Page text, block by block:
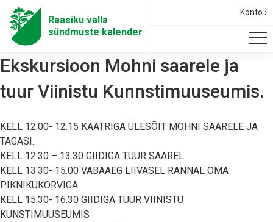
Raasiku valla
sündmuste kalender
Konto ›
Ekskursioon Mohni saarele ja
tuur Viinistu Kunnstimuuseumis.
KELL 12.00- 12.15 KAATRIGA ÜLESÕIT MOHNI SAARELE JA
TAGASI.
KELL 12.30 – 13.30 GIIDIGA TUUR SAAREL
KELL 13.30- 15.00 VABAAEG LIIVASEL RANNAL OMA
PIKNIKUKORVIGA
KELL 15.30- 16.30 GIIDIGA TUUR VIINISTU
KUNSTIMUUSEUMIS